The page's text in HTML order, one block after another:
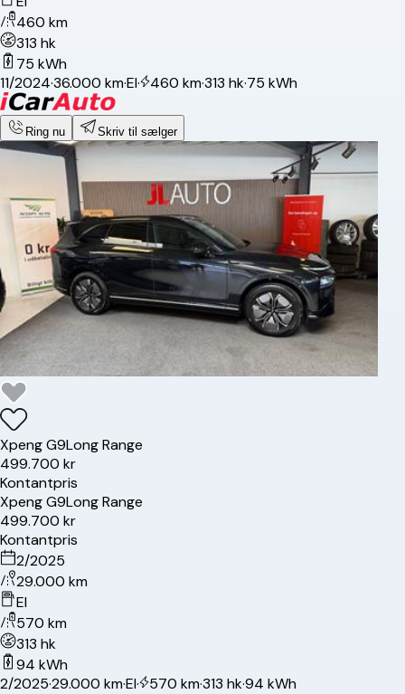
460 km
313 hk
75 kWh
11/2024·36.000 km·El· 460 km·313 hk·75 kWh
Ring nu Skriv til sælger
XpengG9Long Range
499.700 kr
Kontantpris
XpengG9Long Range
499.700 kr
Kontantpris
2/2025
29.000 km
El
570 km
313 hk
94 kWh
2/2025·29.000 km·El· 570 km·313 hk·94 kWh